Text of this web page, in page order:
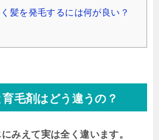
髪を発毛するには何が良い？
毛剤はどう違うの？
みえて実は全く違います。